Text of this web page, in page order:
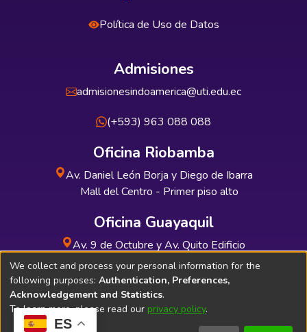
ES
Política de Uso de Datos
Admisiones
admisionesindoamerica@uti.edu.ec
(+593) 963 088 088
Oficina Riobamba
Av. Daniel León Borja y Diego de Ibarra
Mall del Centro - Primer piso alto
Oficina Guayaquil
Av. 9 de Octubre y Av. Quito Edificio
INDUAUTO - Planta baja
Soporte Técnico Bibliolatino.com
We collect and process your personal information for the
following purposes: Authentication, Preferences,
Acknowledgement and Statistics.
To learn more, please read our privacy policy.